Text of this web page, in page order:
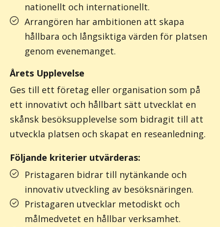
nationellt och internationellt.
Arrangören har ambitionen att skapa
hållbara och långsiktiga värden för platsen
genom evenemanget.
Årets Upplevelse
Ges till ett företag eller organisation som på
ett innovativt och hållbart sätt utvecklat en
skånsk besöksupplevelse som bidragit till att
utveckla platsen och skapat en reseanledning.
Följande kriterier utvärderas:
Pristagaren bidrar till nytänkande och
innovativ utveckling av besöksnäringen.
Pristagaren utvecklar metodiskt och
målmedvetet en hållbar verksamhet.